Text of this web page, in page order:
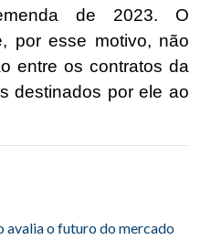
de 2023. O
por esse motivo, não
entre os contratos da
destinados por ele ao
avalia o futuro do mercado